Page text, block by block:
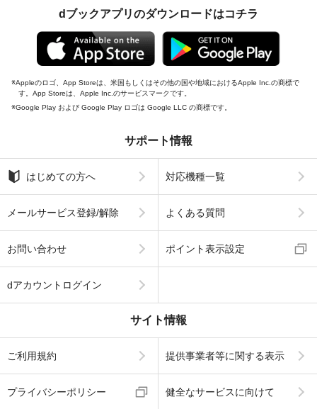
dブックアプリのダウンロードはコチラ
Appleのロゴ、App Storeは、米国もしくはその他の国や地域におけるApple Inc.の商標で
す。App Storeは、Apple Inc.のサービスマークです。
Google Play および Google Play ロゴは Google LLC の商標です。
サポート情報
はじめての方へ 対応機種一覧
メールサービス登録/解除 よくある質問
お問い合わせ ポイント表示設定
dアカウントログイン
サイト情報
ご利用規約 提供事業者等に関する表示
プライバシーポリシー 健全なサービスに向けて